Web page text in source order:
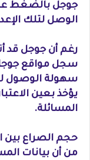
جوجل بالضغط
الوصل لتلك
سجل مواقع جوجل
سهولة الوصول
يؤخذ بعين
المسائلة.
حجم الصراع بين
من أن بيانات